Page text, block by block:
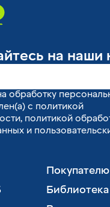
на наши
обработку
с политикой
, политикой
и
Покупателю